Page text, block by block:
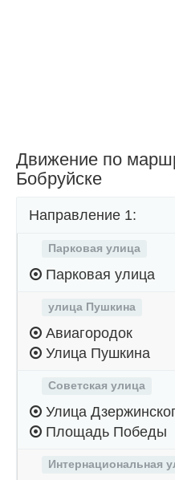
Движение по
Бобруйске
Направление 1:
Парковая улица
Парковая улица
улица Пушкина
Авиагородок
Улица Пушкина
Советская улица
Улица
Площадь Победы
Интернациональная